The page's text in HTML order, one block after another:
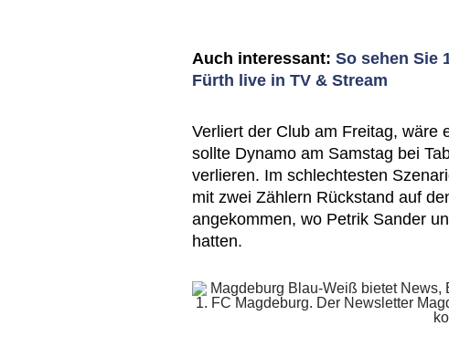
Auch interessant: So sehen Sie
Fürth live in TV & Stream
Verliert der Club am Freitag, wäre
sollte Dynamo am Samstag bei
verlieren. Im schlechtesten
mit zwei Zählern Rückstand auf
angekommen, wo Petrik Sander
hatten.